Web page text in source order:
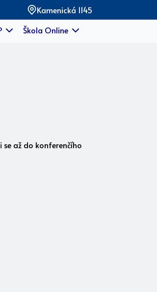
Kamenická 1145
Škola Online
až do konferenčího